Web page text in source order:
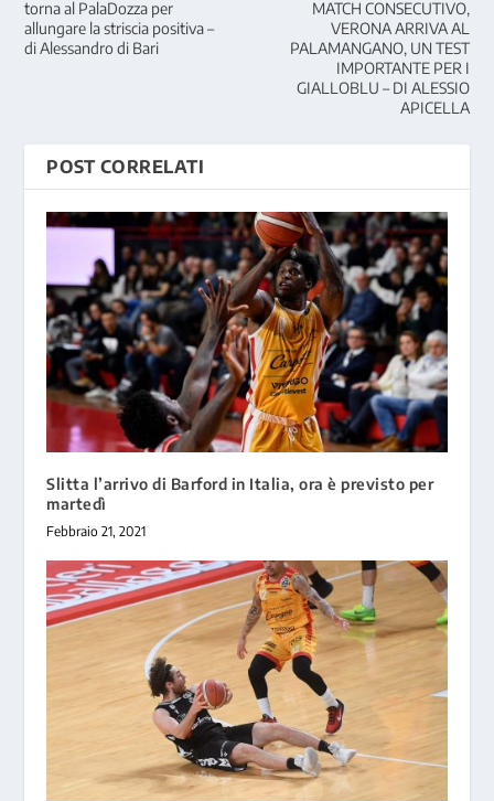
torna al PalaDozza per
allungare la striscia positiva –
di Alessandro di Bari
MATCH CONSECUTIVO,
VERONA ARRIVA AL
PALAMANGANO, UN TEST
IMPORTANTE PER I
GIALLOBLU – DI ALESSIO
APICELLA
POST CORRELATI
Slitta l’arrivo di Barford in Italia, ora è previsto per
martedì
Febbraio 21, 2021